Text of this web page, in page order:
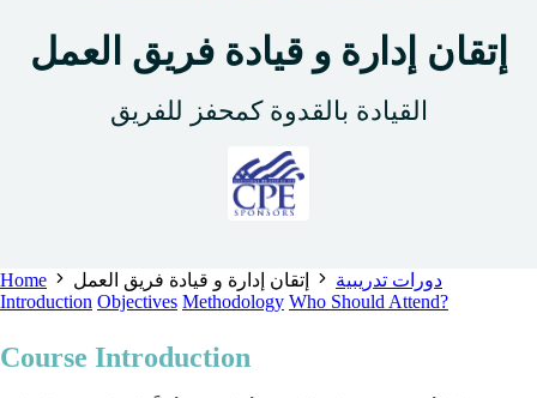
إتقان إدارة و قيادة فريق العمل
القيادة بالقدوة كمحفز للفريق
Home دورات تدريبية
إتقان إدارة و قيادة فريق العمل
Introduction Objectives Methodology Who Should Attend?
Course Introduction